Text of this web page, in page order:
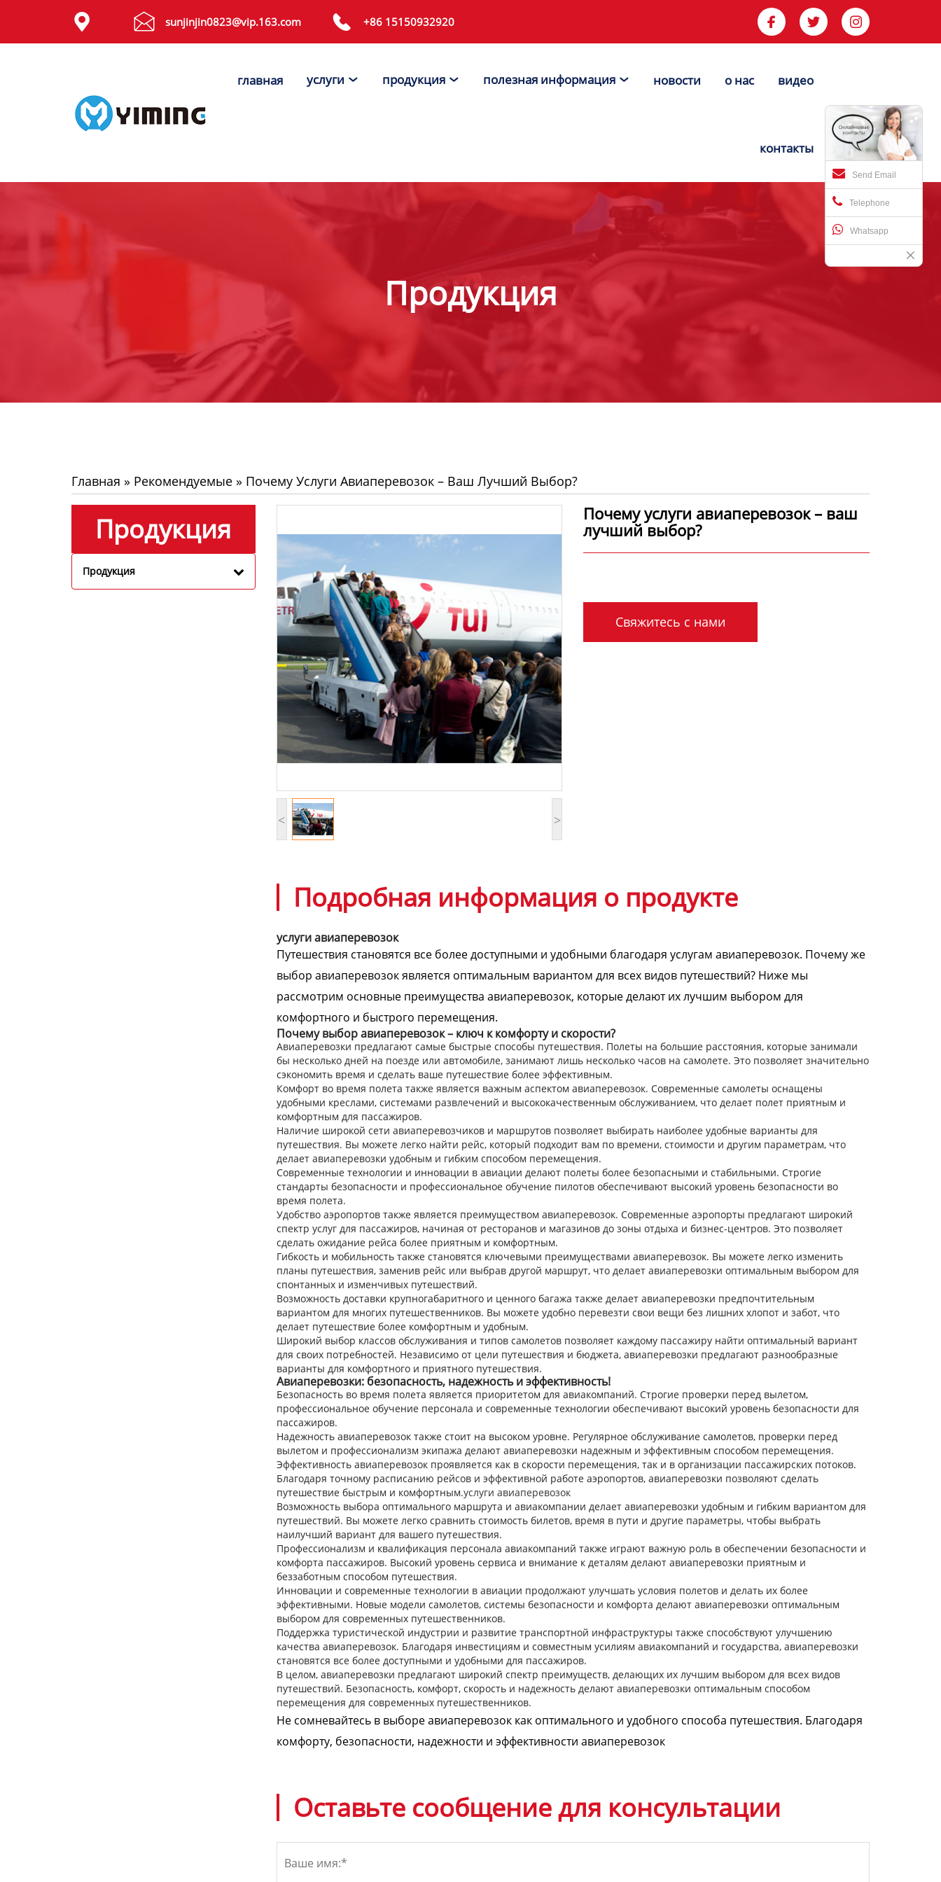
  sunjinjin0823@vip.163.com  +86 15150932920   
главная услуги  продукция  полезная информация  новости о нас видео
контакты

Send Email
Telephone
Whatsapp
Продукция
Главная » Рекомендуемые » Почему Услуги Авиаперевозок – Ваш Лучший Выбор?
Продукция
Продукция
< >
Почему услуги авиаперевозок – ваш
лучший выбор?
Свяжитесь с нами
Подробная информация о продукте
услуги авиаперевозок
Путешествия становятся все более доступными и удобными благодаря услугам авиаперевозок. Почему же
выбор авиаперевозок является оптимальным вариантом для всех видов путешествий? Ниже мы
рассмотрим основные преимущества авиаперевозок, которые делают их лучшим выбором для
комфортного и быстрого перемещения.
Почему выбор авиаперевозок – ключ к комфорту и скорости?
Авиаперевозки предлагают самые быстрые способы путешествия. Полеты на большие расстояния, которые занимали
бы несколько дней на поезде или автомобиле, занимают лишь несколько часов на самолете. Это позволяет значительно
сэкономить время и сделать ваше путешествие более эффективным.
Комфорт во время полета также является важным аспектом авиаперевозок. Современные самолеты оснащены
удобными креслами, системами развлечений и высококачественным обслуживанием, что делает полет приятным и
комфортным для пассажиров.
Наличие широкой сети авиаперевозчиков и маршрутов позволяет выбирать наиболее удобные варианты для
путешествия. Вы можете легко найти рейс, который подходит вам по времени, стоимости и другим параметрам, что
делает авиаперевозки удобным и гибким способом перемещения.
Современные технологии и инновации в авиации делают полеты более безопасными и стабильными. Строгие
стандарты безопасности и профессиональное обучение пилотов обеспечивают высокий уровень безопасности во
время полета.
Удобство аэропортов также является преимуществом авиаперевозок. Современные аэропорты предлагают широкий
спектр услуг для пассажиров, начиная от ресторанов и магазинов до зоны отдыха и бизнес-центров. Это позволяет
сделать ожидание рейса более приятным и комфортным.
Гибкость и мобильность также становятся ключевыми преимуществами авиаперевозок. Вы можете легко изменить
планы путешествия, заменив рейс или выбрав другой маршрут, что делает авиаперевозки оптимальным выбором для
спонтанных и изменчивых путешествий.
Возможность доставки крупногабаритного и ценного багажа также делает авиаперевозки предпочтительным
вариантом для многих путешественников. Вы можете удобно перевезти свои вещи без лишних хлопот и забот, что
делает путешествие более комфортным и удобным.
Широкий выбор классов обслуживания и типов самолетов позволяет каждому пассажиру найти оптимальный вариант
для своих потребностей. Независимо от цели путешествия и бюджета, авиаперевозки предлагают разнообразные
варианты для комфортного и приятного путешествия.
Авиаперевозки: безопасность, надежность и эффективность!
Безопасность во время полета является приоритетом для авиакомпаний. Строгие проверки перед вылетом,
профессиональное обучение персонала и современные технологии обеспечивают высокий уровень безопасности для
пассажиров.
Надежность авиаперевозок также стоит на высоком уровне. Регулярное обслуживание самолетов, проверки перед
вылетом и профессионализм экипажа делают авиаперевозки надежным и эффективным способом перемещения.
Эффективность авиаперевозок проявляется как в скорости перемещения, так и в организации пассажирских потоков.
Благодаря точному расписанию рейсов и эффективной работе аэропортов, авиаперевозки позволяют сделать
путешествие быстрым и комфортным.услуги авиаперевозок
Возможность выбора оптимального маршрута и авиакомпании делает авиаперевозки удобным и гибким вариантом для
путешествий. Вы можете легко сравнить стоимость билетов, время в пути и другие параметры, чтобы выбрать
наилучший вариант для вашего путешествия.
Профессионализм и квалификация персонала авиакомпаний также играют важную роль в обеспечении безопасности и
комфорта пассажиров. Высокий уровень сервиса и внимание к деталям делают авиаперевозки приятным и
беззаботным способом путешествия.
Инновации и современные технологии в авиации продолжают улучшать условия полетов и делать их более
эффективными. Новые модели самолетов, системы безопасности и комфорта делают авиаперевозки оптимальным
выбором для современных путешественников.
Поддержка туристической индустрии и развитие транспортной инфраструктуры также способствуют улучшению
качества авиаперевозок. Благодаря инвестициям и совместным усилиям авиакомпаний и государства, авиаперевозки
становятся все более доступными и удобными для пассажиров.
В целом, авиаперевозки предлагают широкий спектр преимуществ, делающих их лучшим выбором для всех видов
путешествий. Безопасность, комфорт, скорость и надежность делают авиаперевозки оптимальным способом
перемещения для современных путешественников.
Не сомневайтесь в выборе авиаперевозок как оптимального и удобного способа путешествия. Благодаря
комфорту, безопасности, надежности и эффективности авиаперевозок
Оставьте сообщение для консультации